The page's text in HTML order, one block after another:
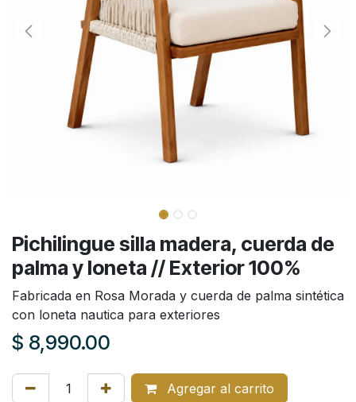
Pichilingue silla madera, cuerda de
palma y loneta // Exterior 100%
Fabricada en Rosa Morada y cuerda de palma sintética
con loneta nautica para exteriores
$ 8,990.00
Agregar al carrito